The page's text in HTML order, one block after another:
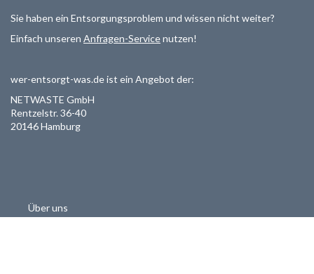
Sie haben ein Entsorgungsproblem und wissen nicht weiter?
Einfach unseren Anfragen-Servicenutzen!
wer-entsorgt-was.de ist ein Angebot der:
NETWASTE GmbH
Rentzelstr. 36-40
20146 Hamburg
Über uns